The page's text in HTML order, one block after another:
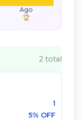
Ago
🏆
2 total
1
5% OFF